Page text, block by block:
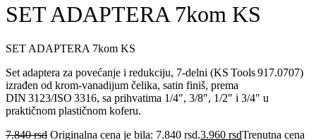
SET ADAPTERA 7kom KS
SET ADAPTERA 7kom KS
Set adaptera za povećanje i redukciju, 7‑delni (KS Tools 917.0707)
izrađen od krom‑vanadijum čelika, satin finiš, prema
DIN 3123/ISO 3316, sa prihvatima 1/4″, 3/8″, 1/2″ i 3/4″ u
praktičnom plastičnom koferu.
7.840rsd Originalna cena je bila: 7.840 rsd.3.960 rsdTrenutna cena